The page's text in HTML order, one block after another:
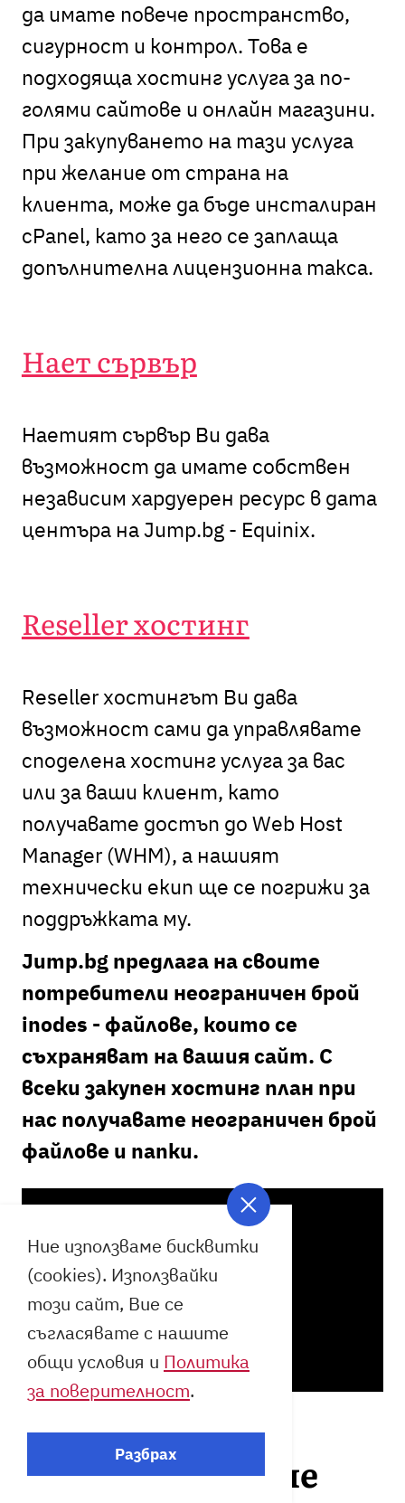
да имате повече пространство,
сигурност и контрол. Това е
подходяща хостинг услуга за по-
голями сайтове и онлайн магазини.
При закупуването на тази услуга
при желание от страна на
клиента, може да бъде инсталиран
cPanel, като за него се заплаща
допълнителна лицензионна такса.
Нает сървър
Наетият сървърВи дава
възможност да имате собствен
независим хардуерен ресурс в дата
центъра на Jump.bg - Equinix.
Reseller хостинг
Reseller хостингът Ви дава
възможност сами да управлявате
споделена хостинг услуга за вас
или за ваши клиент, като
получавате достъп до Web Host
Manager (WHM), а нашият
технически екип ще се погрижи за
поддръжката му.
Jump.bg предлага на своите
потребители неограничен брой
inodes - файлове, които се
съхраняват на вашия сайт. С
всеки закупен хостинг план при
нас получавате неограничен брой
файлове и папки.
Как осигуряваме
Ние използваме бисквитки
(cookies). Използвайки
този сайт, Вие се
съгласявате с нашите
общи условия и Политика
за поверителност.
Разбрах